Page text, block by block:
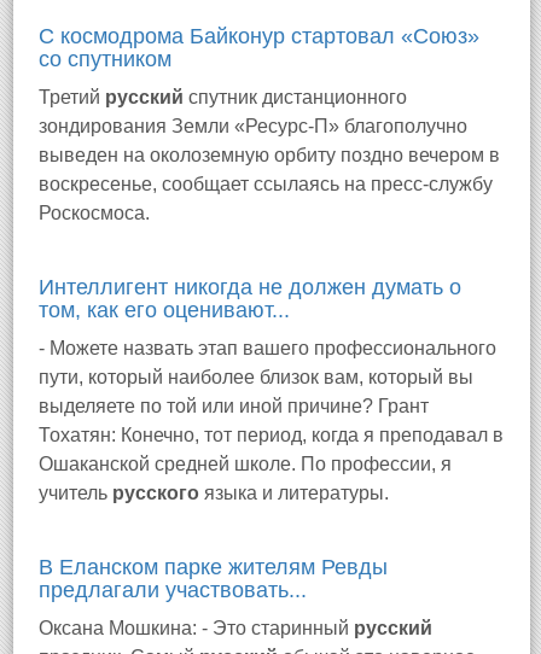
С космодрома Байконур стартовал «Союз»
со спутником
Третий русский спутник дистанционного
зондирования Земли «Ресурс-П» благополучно
выведен на околоземную орбиту поздно вечером в
воскресенье, сообщает ссылаясь на пресс-службу
Роскосмоса.
Интеллигент никогда не должен думать о
том, как его оценивают...
- Можете назвать этап вашего профессионального
пути, который наиболее близок вам, который вы
выделяете по той или иной причине? Грант
Тохатян: Конечно, тот период, когда я преподавал в
Ошаканской средней школе. По профессии, я
учитель русского языка и литературы.
В Еланском парке жителям Ревды
предлагали участвовать...
Оксана Мошкина: - Это старинный русский